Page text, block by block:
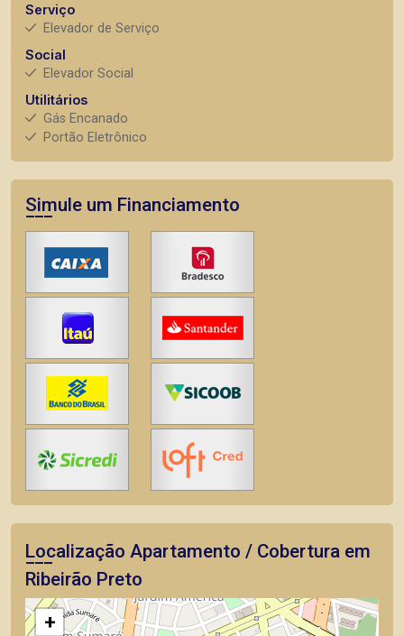
Serviço
Elevador de Serviço
Social
Elevador Social
Utilitários
Gás Encanado
Portão Eletrônico
Simule um Financiamento
Localização Apartamento / Cobertura em
Ribeirão Preto
+